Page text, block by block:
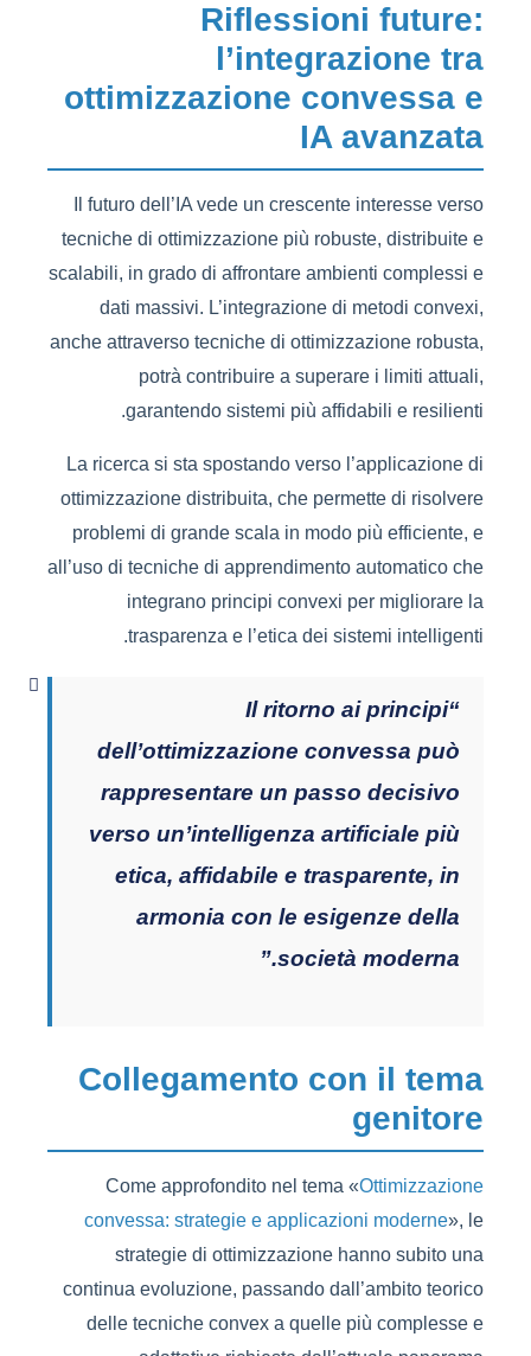
Riflessioni future:
l’integrazione tra
ottimizzazione convessa e
IA avanzata
Il futuro dell’IA vede un crescente interesse verso
tecniche di ottimizzazione più robuste, distribuite e
scalabili, in grado di affrontare ambienti complessi e
dati massivi. L’integrazione di metodi convexi,
anche attraverso tecniche di ottimizzazione robusta,
potrà contribuire a superare i limiti attuali,
garantendo sistemi più affidabili e resilienti.
La ricerca si sta spostando verso l’applicazione di
ottimizzazione distribuita, che permette di risolvere
problemi di grande scala in modo più efficiente, e
all’uso di tecniche di apprendimento automatico che
integrano principi convexi per migliorare la
trasparenza e l’etica dei sistemi intelligenti.
“Il ritorno ai principi
dell’ottimizzazione convessa può
rappresentare un passo decisivo
verso un’intelligenza artificiale più
etica, affidabile e trasparente, in
armonia con le esigenze della
società moderna.”
Collegamento con il tema
genitore
Come approfondito nel tema «Ottimizzazione
convessa: strategie e applicazioni moderne», le
strategie di ottimizzazione hanno subito una
continua evoluzione, passando dall’ambito teorico
delle tecniche convex a quelle più complesse e